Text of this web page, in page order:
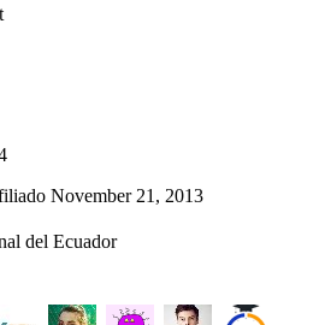
November 21, 2013
del Ecuador